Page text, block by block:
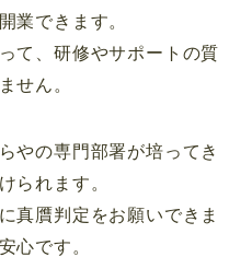
業できます。
て、研修やサポートの質
せん。
やの専門部署が培ってき
られます。
真贋判定をお願いできま
心です。